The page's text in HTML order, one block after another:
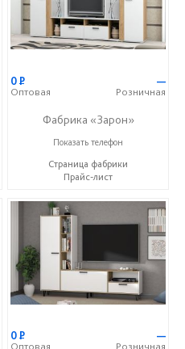
0Р
Оптовая
—
Розничная
Фабрика «Зарон»
+7 (8412) 21-50-66
Показать телефон
Страница фабрики
Прайс-лист
0Р
Оптовая
—
Розничная